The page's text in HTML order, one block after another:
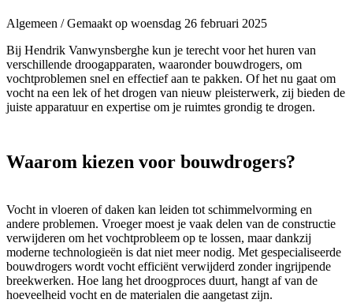
Algemeen / Gemaakt op woensdag 26 februari 2025
Bij Hendrik Vanwynsberghe kun je terecht voor het huren van
verschillende droogapparaten, waaronder bouwdrogers, om
vochtproblemen snel en effectief aan te pakken. Of het nu gaat om
vocht na een lek of het drogen van nieuw pleisterwerk, zij bieden de
juiste apparatuur en expertise om je ruimtes grondig te drogen.
Waarom kiezen voor bouwdrogers?
Vocht in vloeren of daken kan leiden tot schimmelvorming en
andere problemen. Vroeger moest je vaak delen van de constructie
verwijderen om het vochtprobleem op te lossen, maar dankzij
moderne technologieën is dat niet meer nodig. Met gespecialiseerde
bouwdrogers wordt vocht efficiënt verwijderd zonder ingrijpende
breekwerken. Hoe lang het droogproces duurt, hangt af van de
hoeveelheid vocht en de materialen die aangetast zijn.